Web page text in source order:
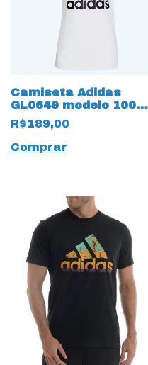
Camiseta Adidas
GL0649 modelo 100%
Algodão
R$189,00
Comprar